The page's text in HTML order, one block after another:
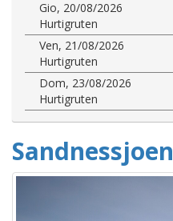
Gio, 20/08/2026
Hurtigruten
Ven, 21/08/2026
Hurtigruten
Dom, 23/08/2026
Hurtigruten
Sandnessjoen